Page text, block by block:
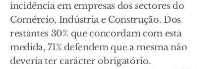
incidência em empresas dos sectores do
Comércio, Indústria e Construção. Dos
restantes 30% que concordam com esta
medida, 71% defendem que a mesma não
deveria ter carácter obrigatório.